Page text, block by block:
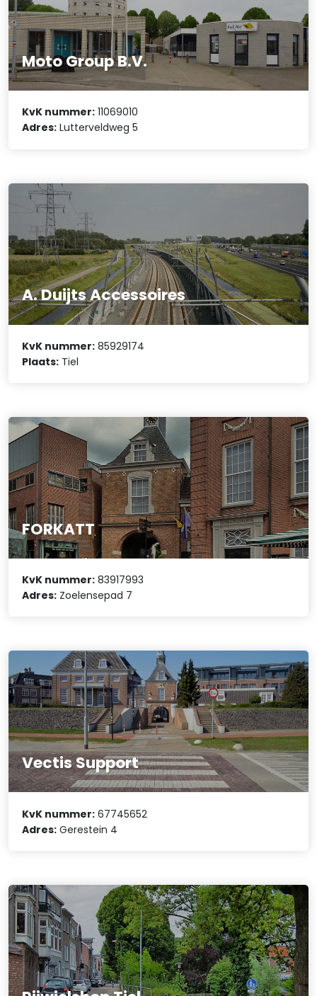
Moto Group B.V.
KvK nummer: 11069010
Adres: Lutterveldweg 5
A. Duijts Accessoires
KvK nummer: 85929174
Plaats: Tiel
FORKATT
KvK nummer: 83917993
Adres: Zoelensepad 7
Vectis Support
KvK nummer: 67745652
Adres: Gerestein 4